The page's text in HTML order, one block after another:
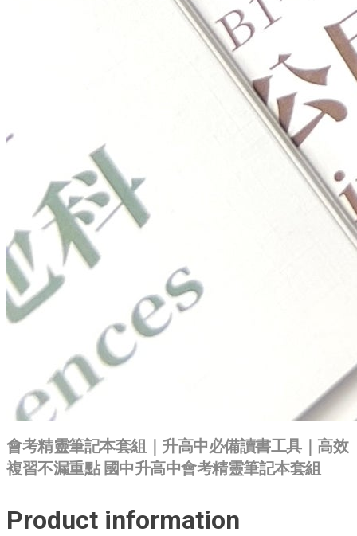
會考精靈筆記本套組｜升高中必備讀書工具｜高效
複習不漏重點 國中升高中會考精靈筆記本套組
Product information